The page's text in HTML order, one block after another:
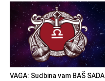
VAGA: Sudbina vam BAŠ SADA